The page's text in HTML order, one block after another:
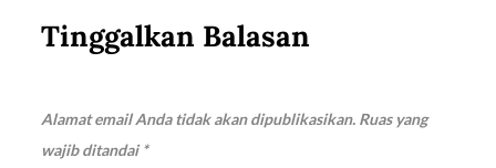
Tinggalkan Balasan
Alamat email Anda tidak akan dipublikasikan. Ruas yang
wajib ditandai*